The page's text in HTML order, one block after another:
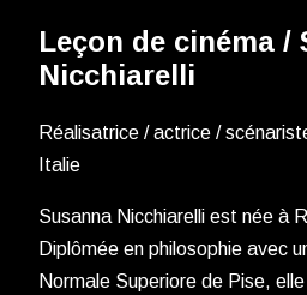
Leçon de cinéma /
Nicchiarelli
Réalisatrice / actrice /
Italie
Susanna Nicchiarelli est née à
Diplômée en philosophie avec
Normale Superiore de Pise,